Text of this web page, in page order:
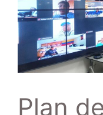
Plan